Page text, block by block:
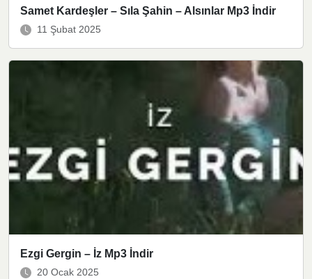
Samet Kardeşler – Sıla Şahin – Alsınlar Mp3 İndir
11 Şubat 2025
Ezgi Gergin – İz Mp3 İndir
20 Ocak 2025